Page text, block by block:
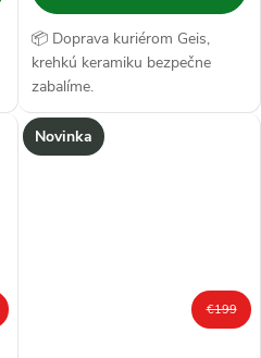
📦 Doprava kuriérom Geis,
krehkú keramiku bezpečne
zabalíme.
Novinka
€199